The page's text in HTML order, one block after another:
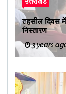
तहसील दिवस
निस्तारण
3 years